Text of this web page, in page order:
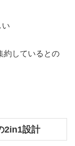
い
約しているとの
2in1設計